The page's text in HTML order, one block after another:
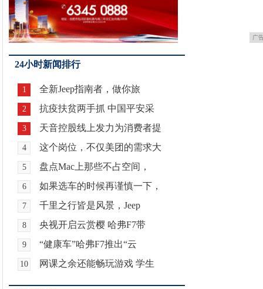
广
24小时新闻排行
1 全新Jeep指南者，做你旅
2 抗疫扶贫两手抓 中国平安采
3 天音控股线上发力为消费者提
4 这个岗位，不仅美团的需求大
5 盘点Mac上那些不占空间，
6 如果选车的时候再谨慎一下，
7 千里之行皆是风景，Jeep
8 央视开启云赏樱 哈弗F7带
9 “健康车”哈弗F7推出“云
10 网课之余还能畅玩游戏 学生